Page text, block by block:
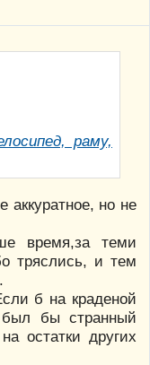
аккуратное, но не
время,за теми
тряслись, и тем
б на краденой
бы странный
остатки других